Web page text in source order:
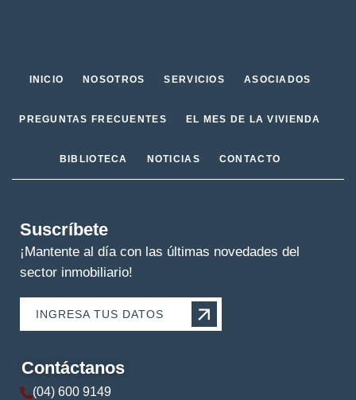
INICIO NOSOTROS SERVICIOS ASOCIADOS
PREGUNTAS FRECUENTES EL MES DE LA VIVIENDA
BIBLIOTECA NOTICIAS CONTACTO
Suscríbete
¡Mantente al día con las últimas novedades del
sector inmobiliario!
INGRESA TUS DATOS
Contáctanos
(04) 600 9149